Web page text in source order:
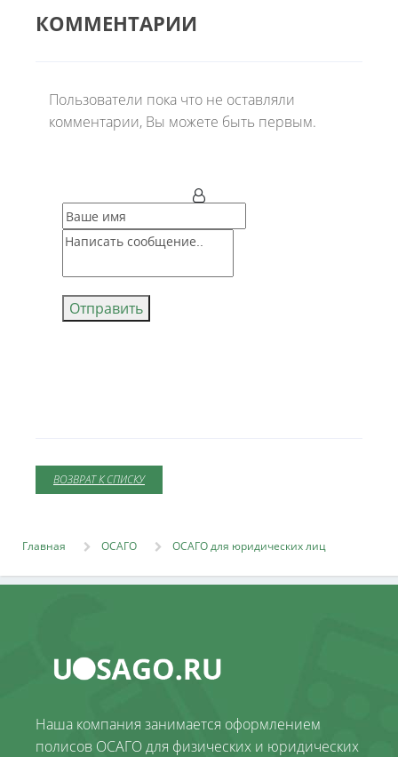
КОММЕНТАРИИ
Пользователи пока что не оставляли
комментарии, Вы можете быть первым.
Отправить
ВОЗВРАТ К СПИСКУ
Главная ОСАГО ОСАГО для юридических лиц
Наша компания занимается оформлением
полисов ОСАГО для физических и юридических